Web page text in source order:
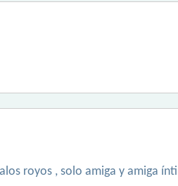
royos , solo amiga y amiga